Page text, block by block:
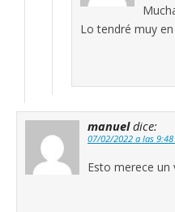
Lo tendré muy
manuel dice:
07/02/2022 a las
Esto merece